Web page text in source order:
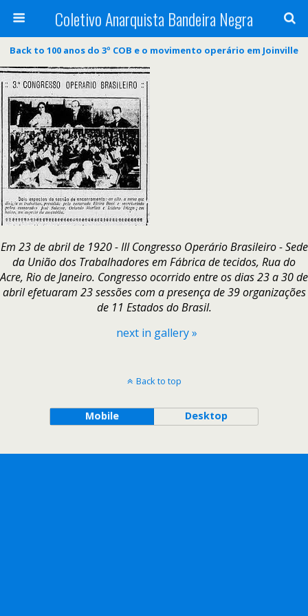
Coletivo Anarquista Bandeira Negra
Back to 100 anos do 3º COB e o movimento operário em Joinville
Em 23 de abril de 1920 - III Congresso Operário Brasileiro - Sede
da União dos Trabalhadores em Fábrica de tecidos, Rua do
Acre, Rio de Janeiro. Congresso ocorrido entre os dias 23 a 30 de
abril efetuaram 23 sessões com a presença de 39 organizações
de 11 Estados do Brasil.
next in gallery »
Back to top
Mobile Desktop